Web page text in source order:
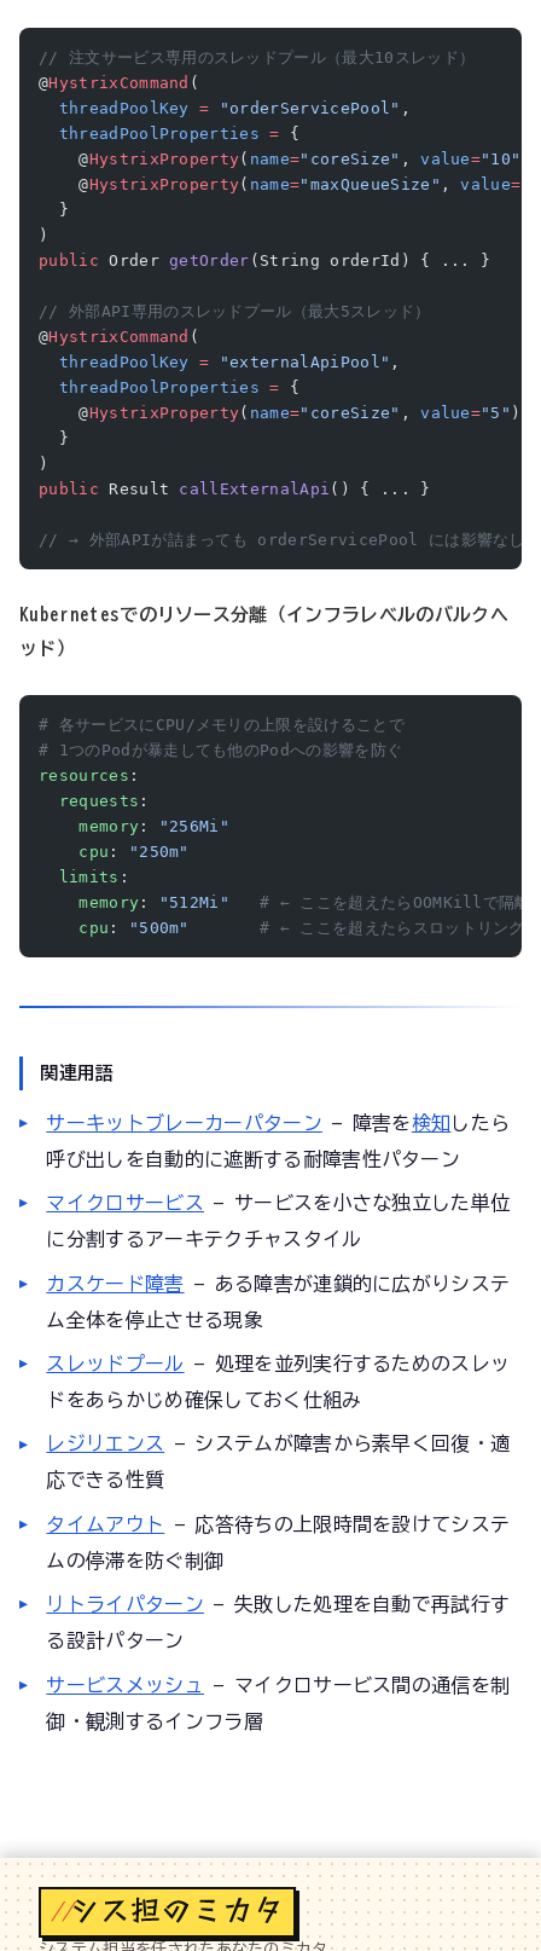
// 注文サービス専用のスレッドプール（最大10スレッド）
@HystrixCommand (
  threadPoolKey
= "orderServicePool" ,
  threadPoolProperties
= {
    @
HystrixProperty( name="coreSize" , value="10"
    @
HystrixProperty( name="maxQueueSize" , value=
  }
)
public Order getOrder (String orderId) { ... }
// 外部API専用のスレッドプール（最大5スレッド）
@HystrixCommand (
  threadPoolKey
= "externalApiPool" ,
  threadPoolProperties
= {
    @
HystrixProperty( name="coreSize" , value="5" )
  }
)
public Result callExternalApi () { ... }
// → 外部APIが詰まっても orderServicePool には影響なし！
Kubernetesでのリソース分離（インフラレベルのバルクヘ
ッド）
# 各サービスにCPU/メモリの上限を設けることで
# 1つのPodが暴走しても他のPodへの影響を防ぐ
resources :
  requests
:
    memory
:
"256Mi"
    cpu
:
"250m"
  limits
:
    memory
: "512Mi"
   # ← ここを超えたらOOMKillで隔離
    cpu
: "500m"
       # ← ここを超えたらスロットリング
関連用語
サーキットブレーカーパターン — 障害を検知 したら
呼び出しを自動的に遮断する耐障害性パターン
マイクロサービス
— サービスを小さな独立した単位
に分割するアーキテクチャスタイル
カスケード障害 — ある障害が連鎖的に広がりシステ
ム全体を停止させる現象
スレッドプール
— 処理を並列実行するためのスレッ
ドをあらかじめ確保しておく仕組み
レジリエンス
— システムが障害から素早く回復・適
応できる性質
タイムアウト
— 応答待ちの上限時間を設けてシステ
ムの停滞を防ぐ制御
リトライパターン — 失敗した処理を自動で再試行す
る設計パターン
サービスメッシュ
— マイクロサービス間の通信を制
御・観測するインフラ層
//